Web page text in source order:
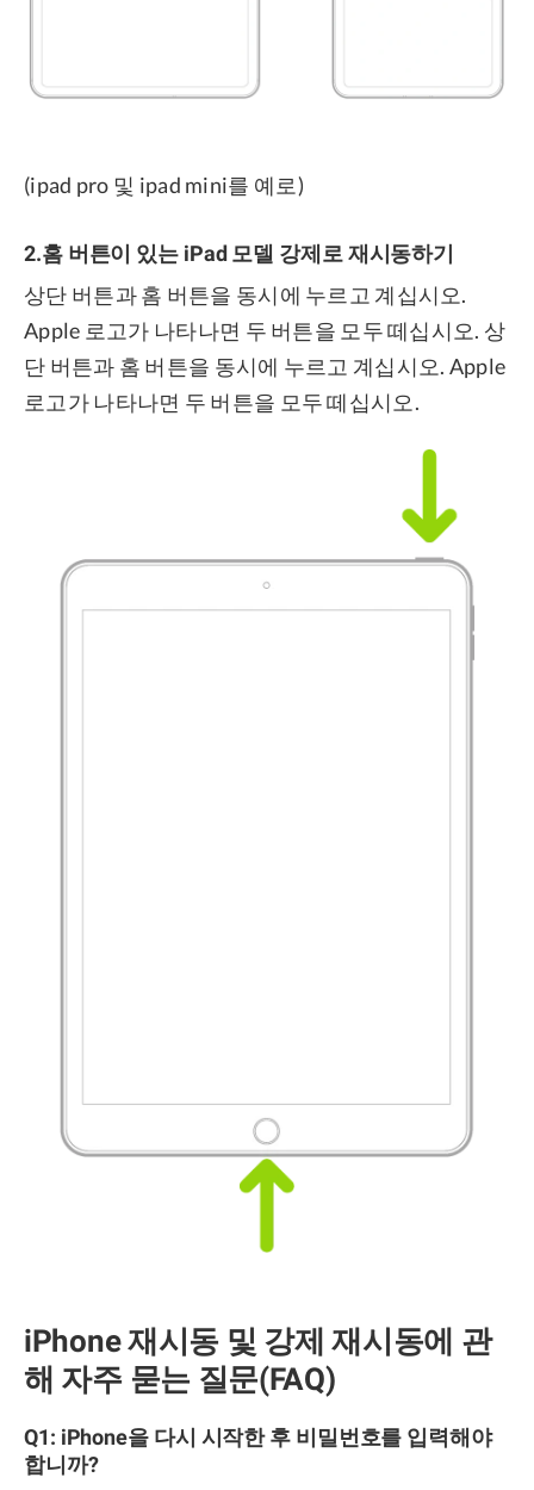
(ipad pro 및 ipad mini를 예로)
2.홈 버튼이 있는 iPad 모델 강제로 재시동하기
상단 버튼과 홈 버튼을 동시에 누르고 계십시오.
Apple 로고가 나타나면 두 버튼을 모두 떼십시오. 상
단 버튼과 홈 버튼을 동시에 누르고 계십시오. Apple
로고가 나타나면 두 버튼을 모두 떼십시오.
iPhone 재시동 및 강제 재시동에 관
해 자주 묻는 질문(FAQ)
Q1: iPhone을 다시 시작한 후 비밀번호를 입력해야
합니까?